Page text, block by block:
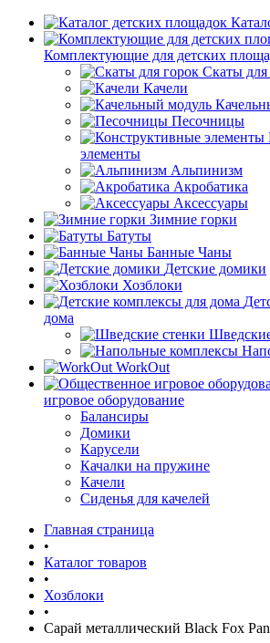
Комплектующие для детских
Скаты для
Качели
Песочницы
элементы
Альпинизм
Акробатика
Аксессуары
Зимние горки
Батуты
Банные Чаны
Детские домики
Хозблоки
дома
WorkOut
игровое оборудование
Балансиры
Домики
Карусели
Качалки на пружине
Качели
Сиденья для качелей
Главная страница
•
Каталог товаров
•
Хозблоки
•
Сарай металлический Black Fox